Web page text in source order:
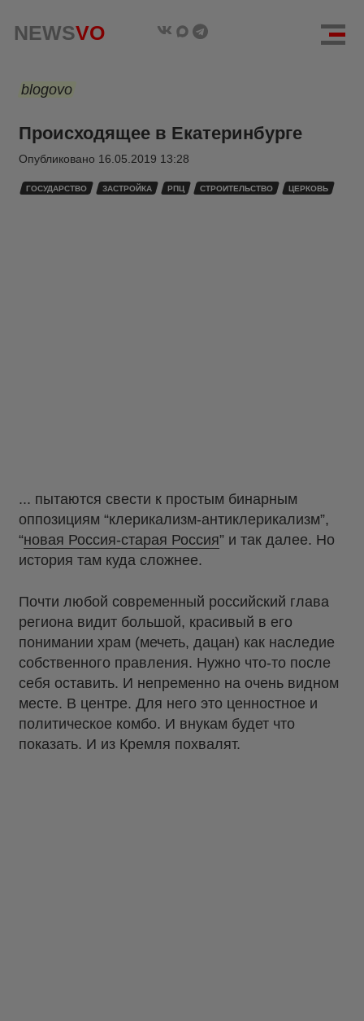
NEWSVO
blogovo
Происходящее в Екатеринбурге
Опубликовано 16.05.2019 13:28
ГОСУДАРСТВО ЗАСТРОЙКА РПЦ СТРОИТЕЛЬСТВО ЦЕРКОВЬ
... пытаются свести к простым бинарным
оппозициям “клерикализм-антиклерикализм”,
“новая Россия-старая Россия” и так далее. Но
история там куда сложнее.
Почти любой современный российский глава
региона видит большой, красивый в его
понимании храм (мечеть, дацан) как наследие
собственного правления. Нужно что-то после
себя оставить. И непременно на очень видном
месте. В центре. Для него это ценностное и
политическое комбо. И внукам будет что
показать. И из Кремля похвалят.